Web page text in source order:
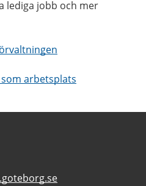
lediga jobb och mer
arbetsplats